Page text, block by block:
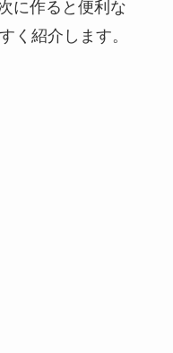
に作ると便利な
く紹介します。